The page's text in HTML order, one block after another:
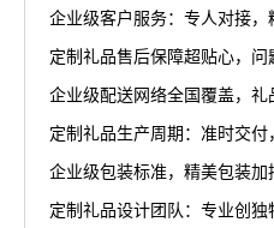
定制礼品售后保障超贴心，
企业级包装标准，精美包装
定制礼品设计团队：专业创